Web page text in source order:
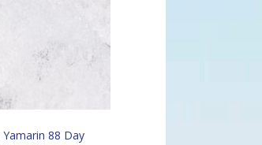
Yamarin 88 Day